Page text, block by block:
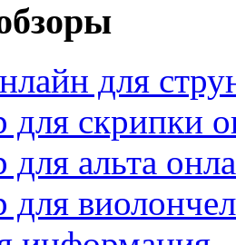
для
для скрипки
альта